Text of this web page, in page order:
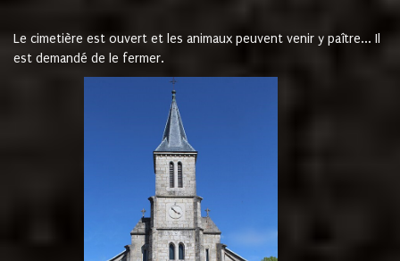
Le cimetière est ouvert et les animaux peuvent venir y paître... Il
est demandé de le fermer.